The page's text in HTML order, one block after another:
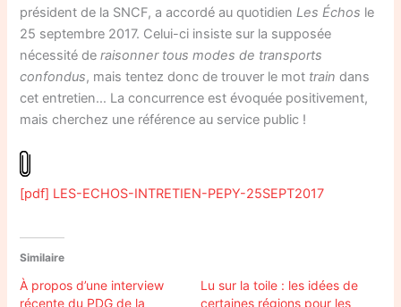
président de la SNCF, a accordé au quotidienLes Échos le
25 septembre 2017. Celui-ci insiste sur la supposée
nécessité deraisonner tous modes de transports
confondus, mais tentez donc de trouver le mot train dans
cet entretien… La concurrence est évoquée positivement,
mais cherchez une référence au service public !
[pdf] LES-ECHOS-INTRETIEN-PEPY-25SEPT2017
Similaire
À propos d’une interview
récente du PDG de la
Lu sur la toile : les idées de
certaines régions pour les